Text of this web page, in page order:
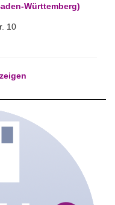
Württemberg)
10